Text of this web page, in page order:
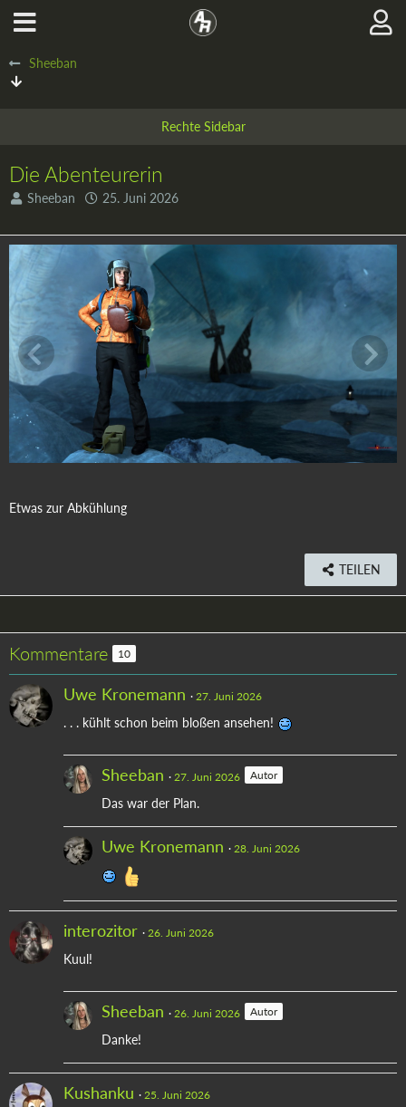
Sheeban
Die Abenteurerin
Sheeban 25. Juni 2026
Etwas zur Abkühlung
TEILEN
Kommentare 10
Uwe Kronemann 27. Juni 2026
. . . kühlt schon beim bloßen ansehen!
Sheeban 27. Juni 2026 Autor
Das war der Plan.
Uwe Kronemann 28. Juni 2026
interozitor 26. Juni 2026
Kuul!
Sheeban 26. Juni 2026 Autor
Danke!
Kushanku 25. Juni 2026